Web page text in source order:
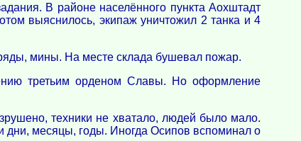
В районе населённого пункта Аохштадт
выяснилось, экипаж уничтожил 2 танка и 4
мины. На месте склада бушевал пожар.
третьим орденом Славы. Но оформление
техники не хватало, людей было мало.
дни, месяцы, годы. Иногда Осипов вспоминал о